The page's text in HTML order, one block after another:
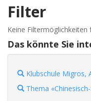
Filter
Keine Filtermöglichkeiten
Das könnte Sie
Klubschule Migros,
Thema